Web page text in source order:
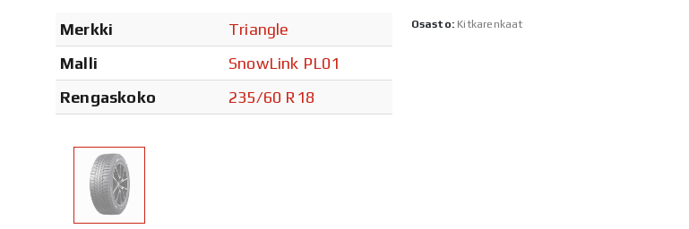
Merkki
Triangle
Malli
SnowLink PL01
Rengaskoko
235/60 R18
Osasto: Kitkarenkaat